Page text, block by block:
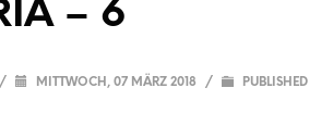
– 6
/ MITTWOCH, 07 MÄRZ 2018 /
PUBLISHED